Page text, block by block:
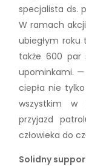
specjalista ds.
W ramach
ubiegłym roku
także 600 par
upominkami.
ciepła nie
wszystkim w
przyjazd
człowieka do
Solidny